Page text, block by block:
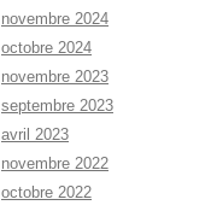
novembre 2024
octobre 2024
novembre 2023
septembre 2023
avril 2023
novembre 2022
octobre 2022